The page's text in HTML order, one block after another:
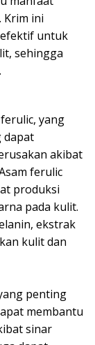
Krim ini
untuk
sehingga
yang
dapat
akibat
ferulic
produksi
pada kulit.
ekstrak
kulit dan
penting
membantu
sinar